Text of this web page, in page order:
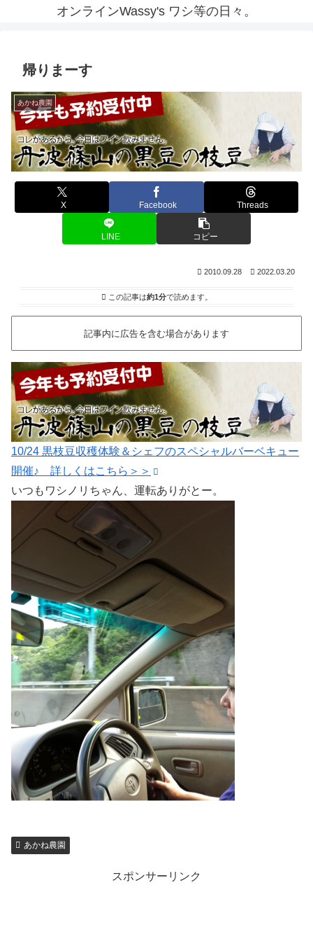
オンラインWassy's ワシ等の日々。
帰りまーす
あかね農園
X Facebook Threads
LINE コピー
2010.09.28 2022.03.20
この記事は約1分で読めます。
記事内に広告を含む場合があります
10/24 黒枝豆収穫体験＆シェフのスペシャルバーベキュー
開催♪ 詳しくはこちら＞＞
いつもワシノリちゃん、運転ありがとー。
あかね農園
スポンサーリンク